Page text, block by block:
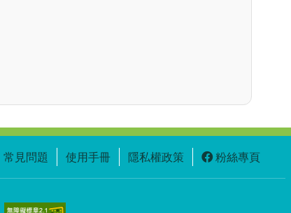
常見問題 使用手冊 隱私權政策 粉絲專頁